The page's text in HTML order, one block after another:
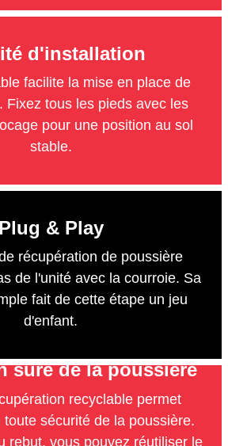
d'installation
facilite la mise en place de
Fixez tous les pieds avec les
pour une position au sol
stable.
Plug & Play
récupération de poussière
de l'unité avec la courroie. Sa
fait de cette étape un jeu
d'enfant.
sûre de la poussière
recyclable permet
toute sécurité de la poussière.
rebut, vous pouvez réutiliser le